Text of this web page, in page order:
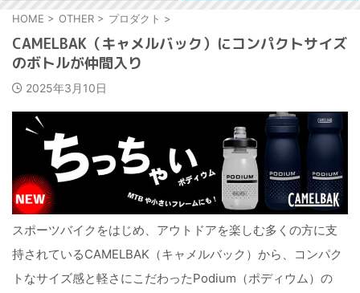
HOME > OTHER > プロダクト >
CAMELBAK（キャメルバック）にコンパクトサイズ
のボトルが仲間入り
2025年3月10日
スポーツバイクをはじめ、アウトドアを楽しむ多くの方に支
持されているCAMELBAK（キャメルバック）から、コンパク
トなサイズ感と軽さにこだわったPodium（ポディウム）の